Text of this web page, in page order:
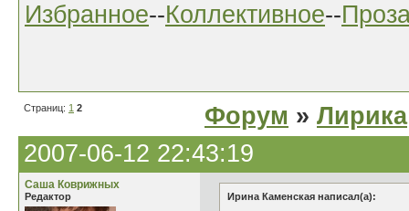
Избранное--Коллективное--
Страниц: 1 2 Форум » Лирика
2007-06-12 22:43:19
Саша Коврижных
Редактор
Ирина Каменская написал(а):